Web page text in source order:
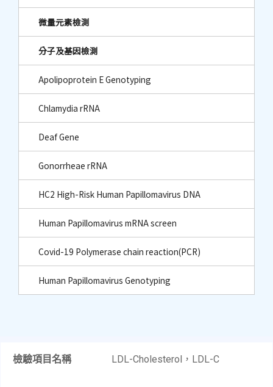
微量元素檢測
分子及基因檢測
Apolipoprotein E Genotyping
Chlamydia rRNA
Deaf Gene
Gonorrheae rRNA
HC2 High-Risk Human Papillomavirus DNA
Human Papillomavirus mRNA screen
Covid-19 Polymerase chain reaction(PCR)
Human Papillomavirus Genotyping
檢驗項目名稱 LDL-Cholesterol，LDL-C